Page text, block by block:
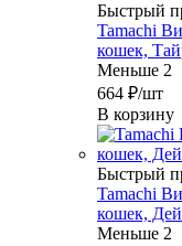
Быстрый
Tamachi
кошек,
Меньше 2
664 ₽/шт
В корзину
Быстрый
Tamachi
кошек,
Меньше 2